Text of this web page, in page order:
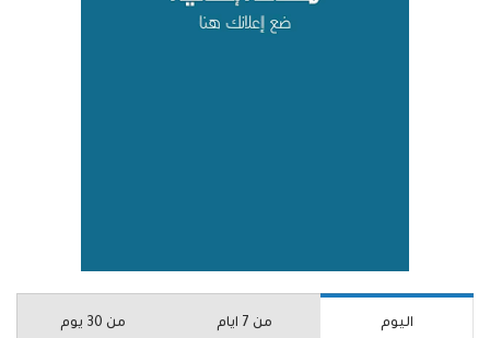
اليوم من 7 ايام من 30 يوم